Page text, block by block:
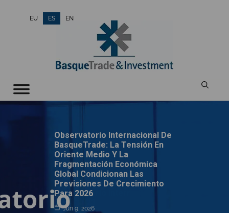
EU ES EN
Observatorio Internacional De
BasqueTrade: La Tensión En
Oriente Medio Y La
Fragmentación Económica
Global Condicionan Las
Previsiones De Crecimiento
Para 2026
Jun 9, 2026
Observatorio Internacional
Mayo 2023